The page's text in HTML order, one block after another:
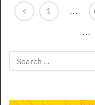
1 …
…
Search
for: